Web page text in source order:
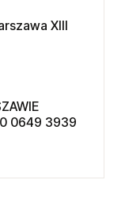
XIII
0649 3939